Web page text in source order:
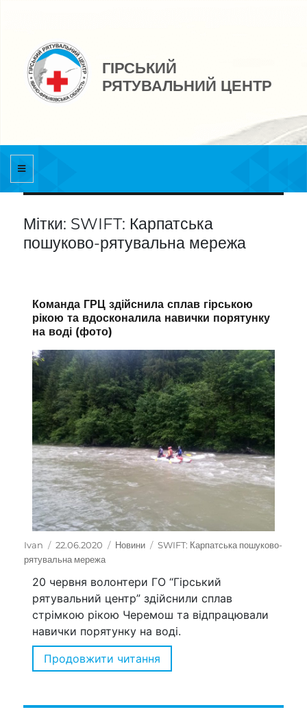
ГІРСЬКИЙ
РЯТУВАЛЬНИЙ ЦЕНТР
Мітки: SWIFT: Карпатська
пошуково-рятувальна мережа
Команда ГРЦ здійснила сплав гірською
рікою та вдосконалила навички порятунку
на воді (фото)
Автор
Ivan Оприлюднено
22.06.2020 Категорії
Новини Позначки
SWIFT: Карпатська пошуково-
рятувальна мережа
20 червня волонтери ГО “Гірський
рятувальний центр” здійснили сплав
стрімкою рікою Черемош та відпрацювали
навички порятунку на воді.
Продовжити читання